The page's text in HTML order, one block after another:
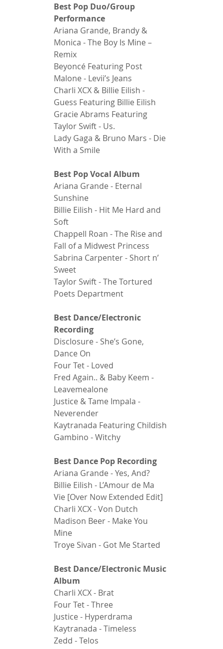
Best Pop Duo/Group
Performance
Ariana Grande, Brandy &
Monica - The Boy Is Mine –
Remix
Beyoncé Featuring Post
Malone - Levii’s Jeans
Charli XCX & Billie Eilish -
Guess Featuring Billie Eilish
Gracie Abrams Featuring
Taylor Swift - Us.
Lady Gaga & Bruno Mars - Die
With a Smile
Best Pop Vocal Album
Ariana Grande - Eternal
Sunshine
Billie Eilish - Hit Me Hard and
Soft
Chappell Roan - The Rise and
Fall of a Midwest Princess
Sabrina Carpenter - Short n’
Sweet
Taylor Swift - The Tortured
Poets Department
Best Dance/Electronic
Recording
Disclosure - She’s Gone,
Dance On
Four Tet - Loved
Fred Again.. & Baby Keem -
Leavemealone
Justice & Tame Impala -
Neverender
Kaytranada Featuring Childish
Gambino - Witchy
Best Dance Pop Recording
Ariana Grande - Yes, And?
Billie Eilish - L’Amour de Ma
Vie [Over Now Extended Edit]
Charli XCX - Von Dutch
Madison Beer - Make You
Mine
Troye Sivan - Got Me Started
Best Dance/Electronic Music
Album
Charli XCX - Brat
Four Tet - Three
Justice - Hyperdrama
Kaytranada - Timeless
Zedd - Telos